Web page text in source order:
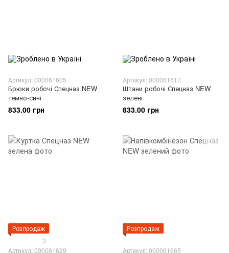
Артикул: 000061605
Брюки робочі Спецназ NEW
темно-сині
833.00 грн
Артикул: 000061617
Штани робочі Спецназ NEW
зелені
833.00 грн
Розпродаж
3
Артикул: 000061629
Розпродаж
Артикул: 000061665